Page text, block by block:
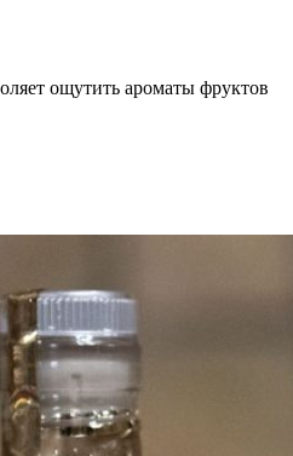
ощутить ароматы фруктов